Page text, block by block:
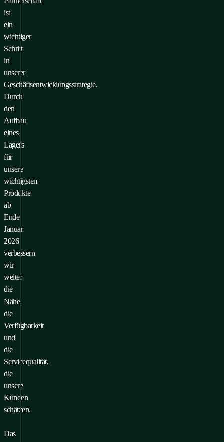
ist
ein
wichtiger
Schritt
in
unserer
Geschäftsentwicklungsstrategie.
Durch
den
Aufbau
eines
Lagers
für
unsere
wichtigsten
Produkte
ab
Ende
Januar
2026
verbessern
wir
weiter
die
Nähe,
die
Verfügbarkeit
und
die
Servicequalität,
die
unsere
Kunden
schätzen.
Das